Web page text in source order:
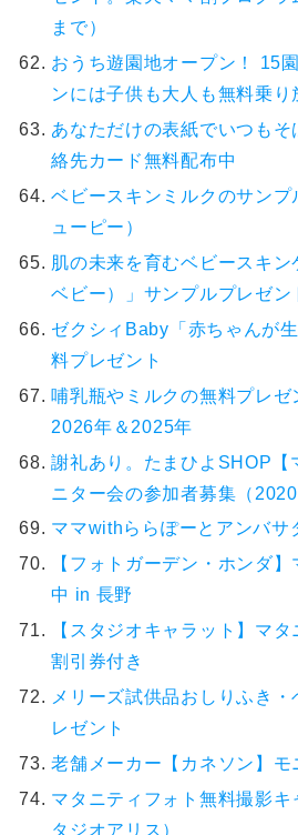
まで）
おうち遊園地オープン！ 15
ンには子供も大人も無料乗り
あなただけの表紙でいつも
絡先カード無料配布中
ベビースキンミルクのサンプ
ューピー）
肌の未来を育むベビースキ
ベビー）」サンプルプレゼン
ゼクシィBaby「赤ちゃんが
料プレゼント
哺乳瓶やミルクの無料プレゼ
2026年＆2025年
謝礼あり。たまひよSHOP【
ニター会の参加者募集（2020
ママwithららぽーとアンバサ
【フォトガーデン・ホンダ
中 in 長野
【スタジオキャラット】マ
割引券付き
メリーズ試供品おしりふき
レゼント
老舗メーカー【カネソン】モ
マタニティフォト無料撮影キ
タジオアリス）